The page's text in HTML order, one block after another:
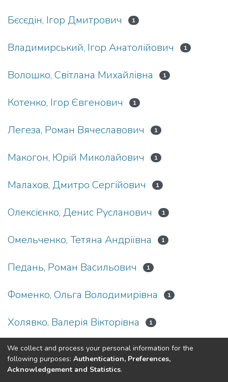
Бєсєдін, Ігор Дмитрович 1
Владимирський, Ігор Анатолійович 1
Волошко, Світлана Михайлівна 1
Котенко, Ігор Євгенович 1
Легеза, Роман Вячеславович 1
Макогон, Юрій Миколайович 1
Малахов, Дмитро Сергійович 1
Олексієнко, Денис Русланович 1
Омельченко, Тетяна Андріївна 1
Педань, Роман Васильович 1
Фоменко, Ольга Володимирівна 1
Холявко, Валерія Вікторівна 1
Іващенко, Євген Вадимович 1
We collect and process your personal information for the
following purposes: Authentication, Preferences,
Acknowledgement and Statistics.